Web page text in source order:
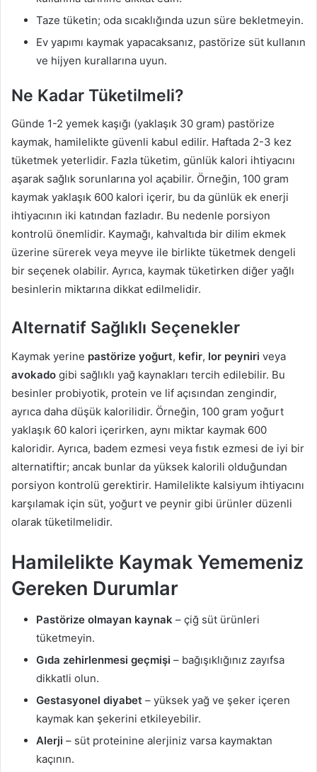
Taze tüketin; oda sıcaklığında uzun süre bekletmeyin.
Ev yapımı kaymak yapacaksanız, pastörize süt kullanın
ve hijyen kurallarına uyun.
Ne Kadar Tüketilmeli?
Günde 1-2 yemek kaşığı (yaklaşık 30 gram) pastörize
kaymak, hamilelikte güvenli kabul edilir. Haftada 2-3 kez
tüketmek yeterlidir. Fazla tüketim, günlük kalori ihtiyacını
aşarak sağlık sorunlarına yol açabilir. Örneğin, 100 gram
kaymak yaklaşık 600 kalori içerir, bu da günlük ek enerji
ihtiyacının iki katından fazladır. Bu nedenle porsiyon
kontrolü önemlidir. Kaymağı, kahvaltıda bir dilim ekmek
üzerine sürerek veya meyve ile birlikte tüketmek dengeli
bir seçenek olabilir. Ayrıca, kaymak tüketirken diğer yağlı
besinlerin miktarına dikkat edilmelidir.
Alternatif Sağlıklı Seçenekler
Kaymak yerine pastörize yoğurt, kefir, lor peyniri veya
avokado gibi sağlıklı yağ kaynakları tercih edilebilir. Bu
besinler probiyotik, protein ve lif açısından zengindir,
ayrıca daha düşük kalorilidir. Örneğin, 100 gram yoğurt
yaklaşık 60 kalori içerirken, aynı miktar kaymak 600
kaloridir. Ayrıca, badem ezmesi veya fıstık ezmesi de iyi bir
alternatiftir; ancak bunlar da yüksek kalorili olduğundan
porsiyon kontrolü gerektirir. Hamilelikte kalsiyum ihtiyacını
karşılamak için süt, yoğurt ve peynir gibi ürünler düzenli
olarak tüketilmelidir.
Hamilelikte Kaymak Yememeniz
Gereken Durumlar
Pastörize olmayan kaynak – çiğ süt ürünleri
tüketmeyin.
Gıda zehirlenmesi geçmişi – bağışıklığınız zayıfsa
dikkatli olun.
Gestasyonel diyabet – yüksek yağ ve şeker içeren
kaymak kan şekerini etkileyebilir.
Alerji – süt proteinine alerjiniz varsa kaymaktan
kaçının.